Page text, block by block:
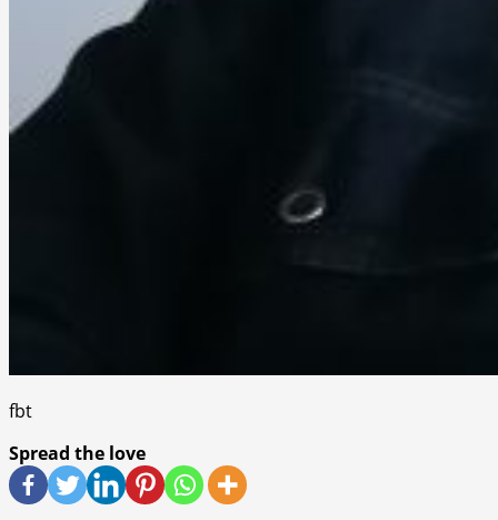
fbt
Spread the love